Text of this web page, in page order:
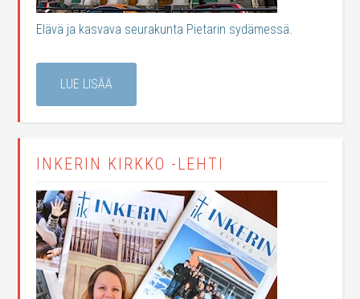
Elävä ja kasvava seurakunta Pietarin sydämessä.
LUE LISÄÄ
INKERIN KIRKKO -LEHTI